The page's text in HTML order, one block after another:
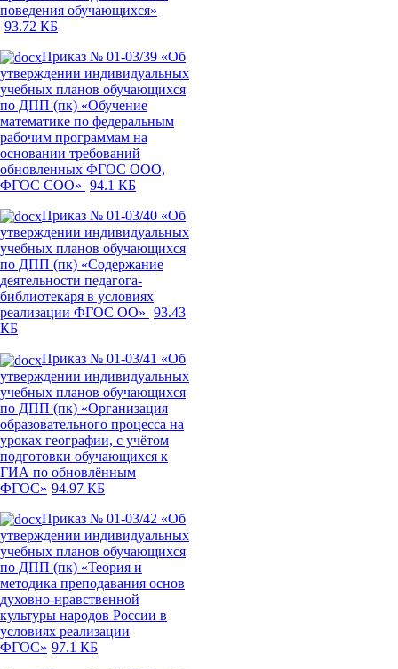
поведения обучающихся»
93.72 КБ
Приказ № 01-03/39 «Об
утверждении индивидуальных
учебных планов обучающихся
по ДПП (пк) «Обучение
математике по федеральным
рабочим программам на
основании требований
обновленных ФГОС ООО,
ФГОС СОО» 94.1 КБ
Приказ № 01-03/40 «Об
утверждении индивидуальных
учебных планов обучающихся
по ДПП (пк) «Содержание
деятельности педагога-
библиотекаря в условиях
реализации ФГОС ОО» 93.43
КБ
Приказ № 01-03/41 «Об
утверждении индивидуальных
учебных планов обучающихся
по ДПП (пк) «Организация
образовательного процесса на
уроках географии, с учётом
подготовки обучающихся к
ГИА по обновлённым
ФГОС» 94.97 КБ
Приказ № 01-03/42 «Об
утверждении индивидуальных
учебных планов обучающихся
по ДПП (пк) «Теория и
методика преподавания основ
духовно-нравственной
культуры народов России в
условиях реализации
ФГОС» 97.1 КБ